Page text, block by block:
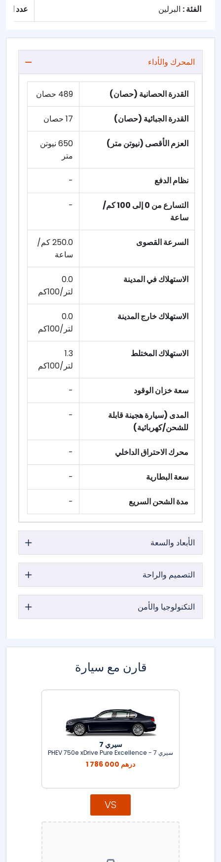
الفئة : البرلين عدد
المحرك والأداء
القدرة الحصانية (حصان) 489 حصان
القدرة الجبائية (حصان) 17 حصان
العزم الأقصى (نيوتن متر)
650 نيوتن
متر
نظام الدفع -
التسارع من 0 إلى 100 كم/
ساعة
-
السرعة القصوى
250.0 كم/
ساعة
الاستهلاك في المدينة
0.0
لتر/100كم
الاستهلاك خارج المدينة
0.0
لتر/100كم
الاستهلاك المختلط
1.3
لتر/100كم
سعة خزان الوقود -
المدى (سيارة هجينة قابلة
للشحن/كهربائية)
-
محرك الاحتراق الداخلي -
سعة البطارية -
مدة الشحن السريع -
الأبعاد والسعة
التصميم والراحة
التكنولوجيا والأمن
قارن مع سيارة
سيري 7
سيري 7 - PHEV 750e xDrive Pure Excellence
1 786 000 درهم
VS